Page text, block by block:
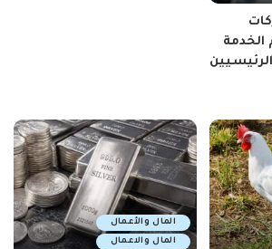
الخدمة
المال والأعمال
المال والاعمال